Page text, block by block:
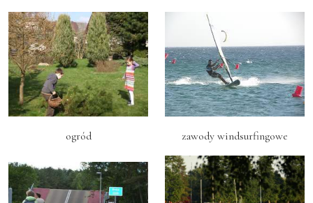
ogród zawody windsurfingowe